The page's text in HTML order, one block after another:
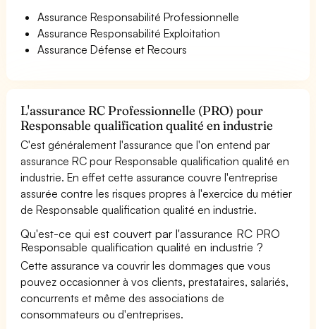
Assurance Responsabilité Professionnelle
Assurance Responsabilité Exploitation
Assurance Défense et Recours
L'assurance RC Professionnelle (PRO) pour
Responsable qualification qualité en industrie
C'est généralement l'assurance que l'on entend par
assurance RC pour Responsable qualification qualité en
industrie. En effet cette assurance couvre l'entreprise
assurée contre les risques propres à l'exercice du métier
de Responsable qualification qualité en industrie.
Qu'est-ce qui est couvert par l'assurance RC PRO
Responsable qualification qualité en industrie ?
Cette assurance va couvrir les dommages que vous
pouvez occasionner à vos clients, prestataires, salariés,
concurrents et même des associations de
consommateurs ou d'entreprises.